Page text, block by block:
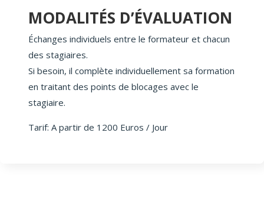
MODALITÉS D’ÉVALUATION
Échanges individuels entre le formateur et chacun
des stagiaires.
Si besoin, il complète individuellement sa formation
en traitant des points de blocages avec le
stagiaire.
Tarif: A partir de 1200 Euros / Jour